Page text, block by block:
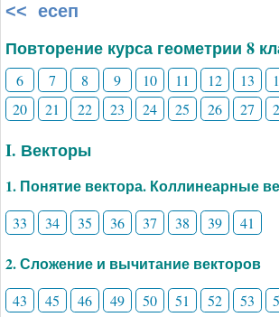
<< есеп
Повторение курса геометрии 8
6 7 8 9 10 11 12 13
20
21 22 23 24 25 26 27
I. Векторы
1. Понятие вектора. Коллинеарные
33 34 35 36 37 38 39 41
2. Сложение и вычитание векторов
43 45 46 49 50 51 52 53